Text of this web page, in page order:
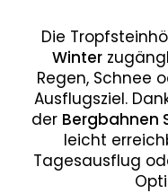
Die
Winter
Regen, Schnee
Ausflugsziel.
der Bergbahnen
leicht
Tagesausflug